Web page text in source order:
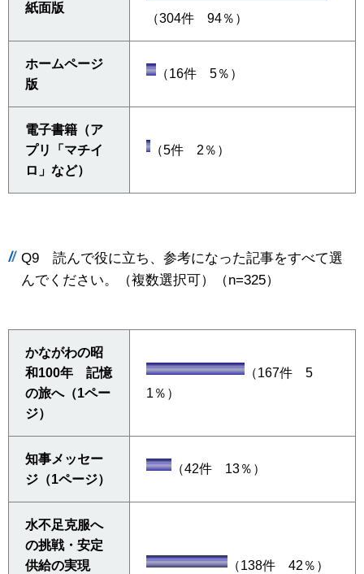
紙面版
（304件 94％）
ホームページ
版
（16件 5％）
電子書籍（ア
プリ「マチイ
ロ」など）
（5件 2％）
Q9 読んで役に立ち、参考になった記事をすべて選
んでください。（複数選択可）（n=325）
かながわの昭
和100年 記憶
の旅へ（1ペー
ジ）
（167件 5
1％）
知事メッセー
ジ（1ページ）
（42件 13％）
水不足克服へ
の挑戦・安定
供給の実現
（138件 42％）